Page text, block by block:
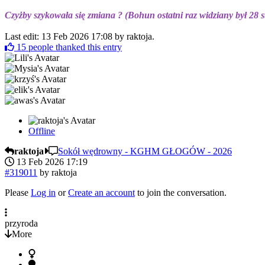
Czyżby szykowała się zmiana ? (Bohun ostatni raz widziany był 28
Last edit: 13 Feb 2026 17:08 by raktoja.
15 people thanked this entry
Offline
raktoja
Sokół wędrowny - KGHM GŁOGÓW - 2026
13 Feb 2026 17:19
#319011 by raktoja
Please Log in orCreate an account to join the conversation.
przyroda
More